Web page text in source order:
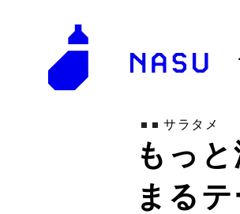
もっ
まる
サラタメ